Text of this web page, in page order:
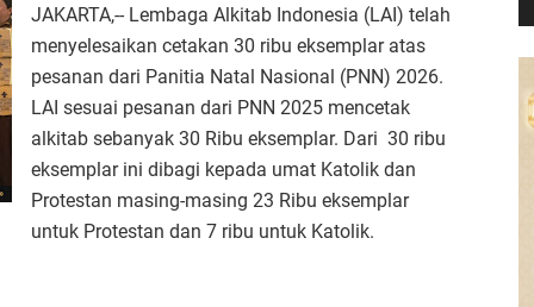
JAKARTA,-- Lembaga Alkitab Indonesia (LAI) telah
menyelesaikan cetakan 30 ribu eksemplar atas
pesanan dari Panitia Natal Nasional (PNN) 2026.
LAI sesuai pesanan dari PNN 2025 mencetak
alkitab sebanyak 30 Ribu eksemplar. Dari 30 ribu
eksemplar ini dibagi kepada umat Katolik dan
Protestan masing-masing 23 Ribu eksemplar
untuk Protestan dan 7 ribu untuk Katolik.